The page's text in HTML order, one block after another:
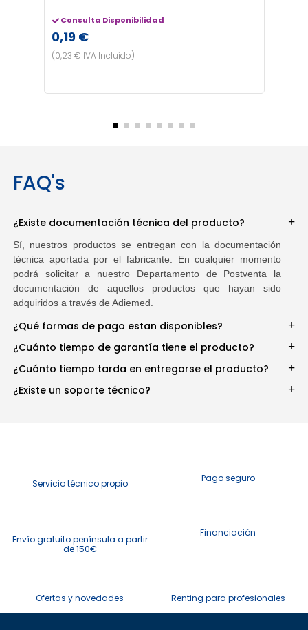
Consulta Disponibilidad
0,19 €
(0,23 € IVA Incluido)
FAQ's
¿Existe documentación técnica del producto?
Sí, nuestros productos se entregan con la documentación
técnica aportada por el fabricante. En cualquier momento
podrá solicitar a nuestro Departamento de Postventa la
documentación de aquellos productos que hayan sido
adquiridos a través de Adiemed.
¿Qué formas de pago estan disponibles?
¿Cuánto tiempo de garantía tiene el producto?
¿Cuánto tiempo tarda en entregarse el producto?
¿Existe un soporte técnico?
Servicio técnico propio Pago seguro
Envío gratuito península a partir
de 150€
Financiación
Ofertas y novedades Renting para profesionales